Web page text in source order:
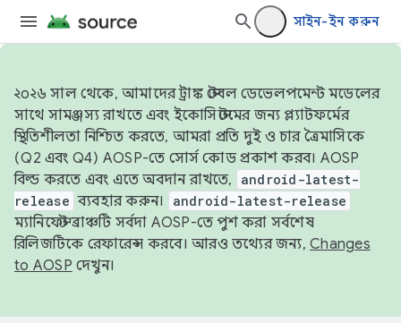
সাইন-ইন করুন
২০২৬ সাল থেকে, আমাদের ট্রাঙ্ক স্টেবল ডেভেলপমেন্ট মডেলের
সাথে সামঞ্জস্য রাখতে এবং ইকোসিস্টেমের জন্য প্ল্যাটফর্মের
স্থিতিশীলতা নিশ্চিত করতে, আমরা প্রতি দুই ও চার ত্রৈমাসিকে
(Q2 এবং Q4) AOSP-তে সোর্স কোড প্রকাশ করব। AOSP
বিল্ড করতে এবং এতে অবদান রাখতে,
android-latest-
release ব্যবহার করুন। android-latest-release
ম্যানিফেস্ট ব্রাঞ্চটি সর্বদা AOSP-তে পুশ করা সর্বশেষ
রিলিজটিকে রেফারেন্স করবে। আরও তথ্যের জন্য, Changes
to AOSP দেখুন।